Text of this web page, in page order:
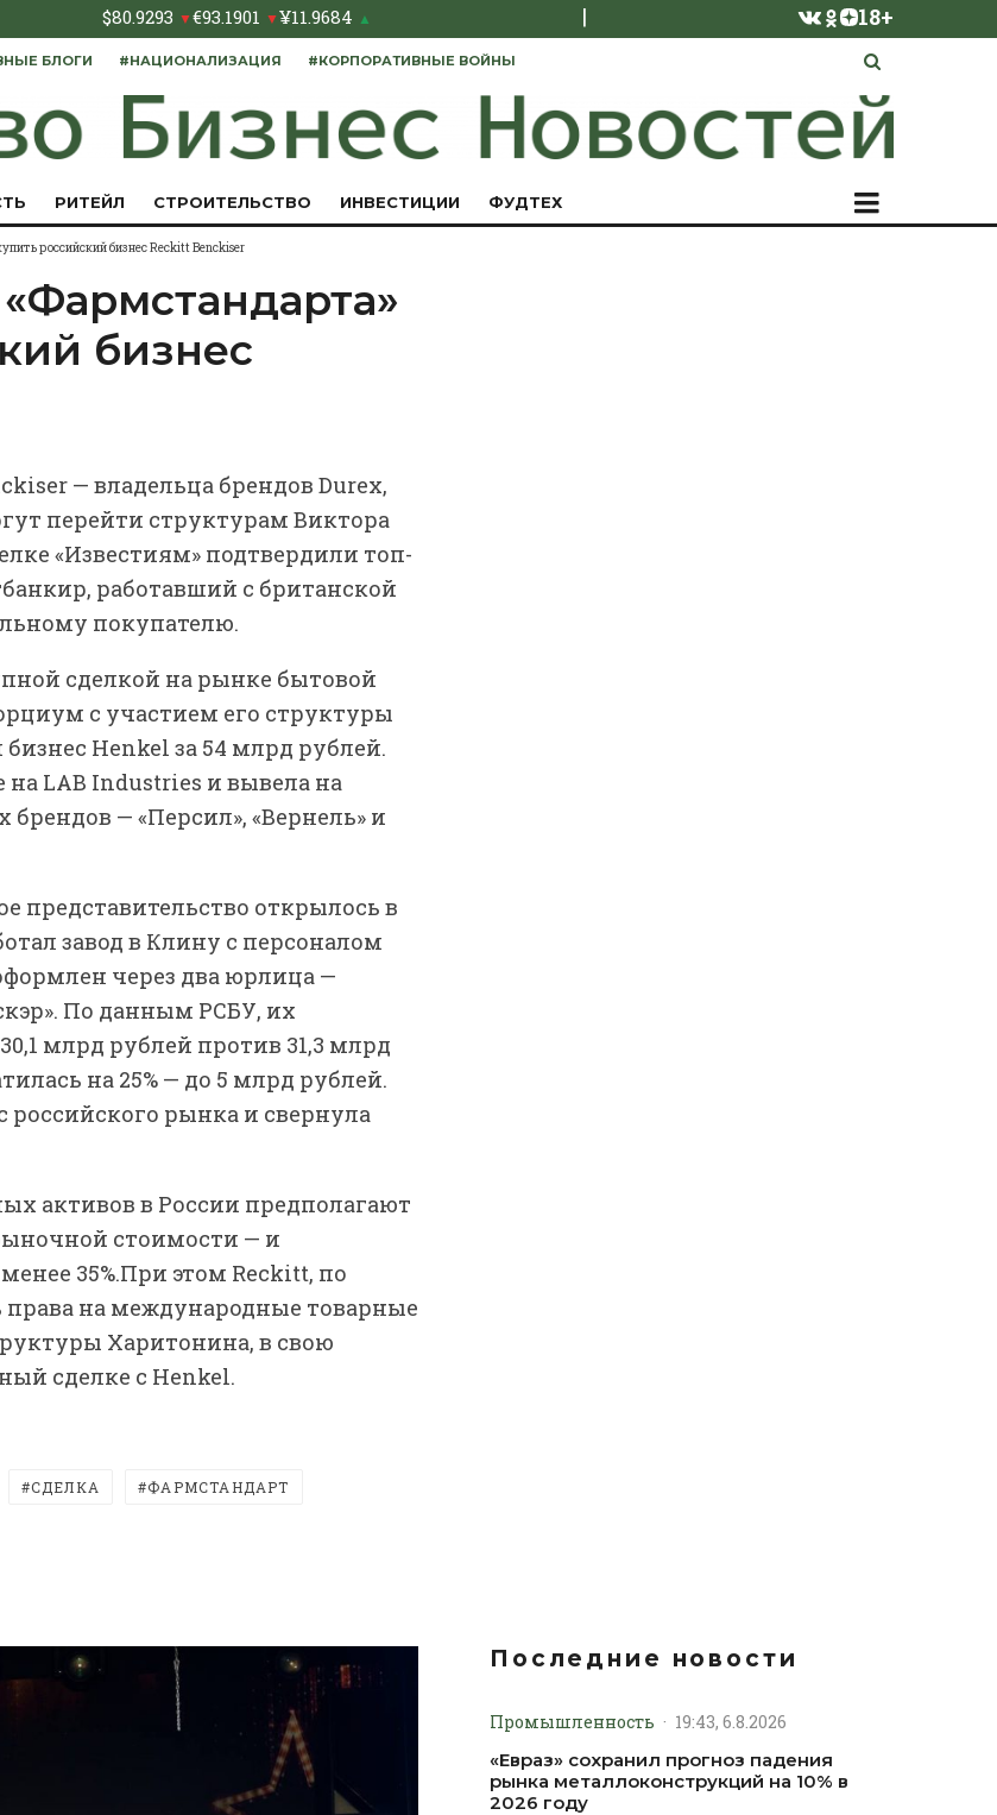
$80.9293 ▼€93.1901 ▼¥11.9684 ▲ | 18+
БЛОГИ #НАЦИОНАЛИЗАЦИЯ #КОРПОРАТИВНЫЕ ВОЙНЫ
РИТЕЙЛ СТРОИТЕЛЬСТВО ИНВЕСТИЦИИ ФУДТЕХ
российский бизнес Reckitt Benckiser
бизнес
— владельца брендов Durex,
перейти структурам Виктора
«Известиям» подтвердили топ-
работавший с британской
покупателю.
сделкой на рынке бытовой
с участием его структуры
Henkel за 54 млрд рублей.
LAB Industries и вывела на
— «Персил», «Вернель» и
представительство открылось в
завод в Клину с персоналом
через два юрлица —
По данным РСБУ, их
млрд рублей против 31,3 млрд
на 25% — до 5 млрд рублей.
российского рынка и свернула
активов в России предполагают
стоимости — и
35%.При этом Reckitt, по
на международные товарные
Харитонина, в свою
сделке с Henkel.
СДЕЛКА ФАРМСТАНДАРТ
Последние новости
Промышленность · 19:43, 6.8.2026
«Евраз» сохранил прогноз падения
рынка металлоконструкций на 10% в
2026 году